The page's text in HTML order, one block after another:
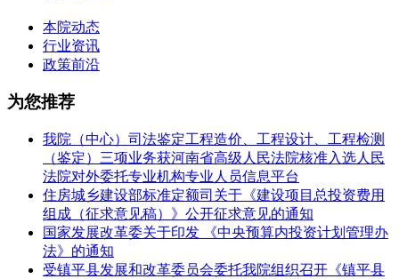
本院动态
行业资讯
政策前沿
为您推荐
我院（中心）司法鉴定工程造价、工程设计、工程检测
（鉴定）三项业务获河南省高级人民法院核准入选人民
法院对外委托专业机构专业人员信息平台
住房城乡建设部标准定额司关于《建设项目总投资费用
组成（征求意见稿）》公开征求意见的通知
国家发展改革委关于印发 《中央预算内投资计划管理办
法》的通知
受镇平县发展和改革委员会委托我院组织召开《镇平县